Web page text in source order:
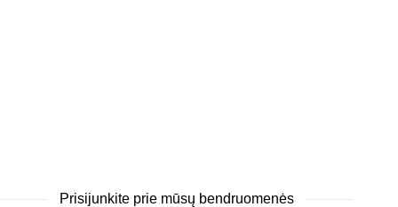
Prisijunkite prie mūsų bendruomenės